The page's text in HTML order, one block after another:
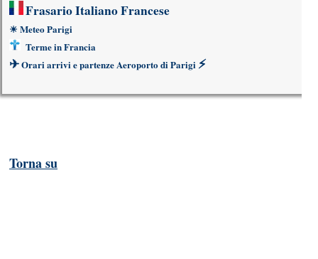
Frasario Italiano Francese
☀ Meteo Parigi
Terme in Francia
✈Orari arrivi e partenze Aeroporto di Parigi ⚡
Torna su